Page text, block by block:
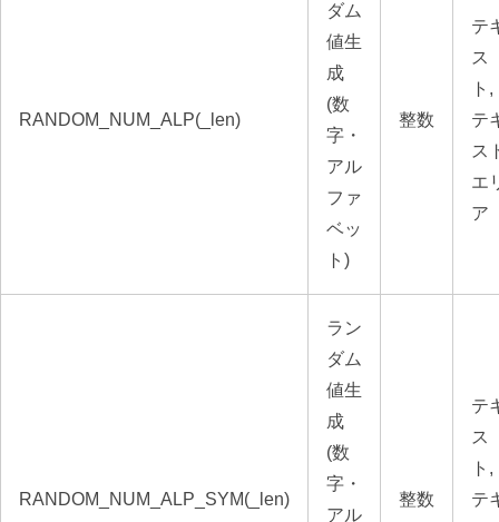
RANDOM_NUM_ALP(_len)
ダム
値生
成
(数
字・
アル
ファ
ベッ
ト)
整数
テ
ス
ト,
テ
ス
エ
ア
RANDOM_NUM_ALP_SYM(_len)
ラン
ダム
値生
成
(数
字・
アル
整数
テ
ス
ト,
テ